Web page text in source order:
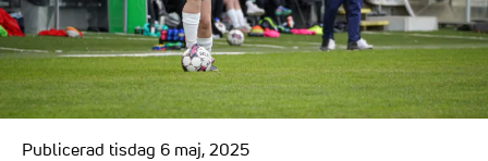
Publicerad tisdag 6 maj, 2025